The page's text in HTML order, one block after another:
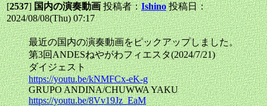
[2537]国内の演奏動画投稿者：Ishino 投稿日：
2024/08/08(Thu) 07:17
最近の国内の演奏動画をピックアップしました。
第3回ANDESねやがわフィエスタ(2024/7/21)
ダイジェスト
https://youtu.be/kNMFCx-eK-g
GRUPO ANDINA/CHUWWA YAKU
https://youtu.be/8Vv19Jz_EaM